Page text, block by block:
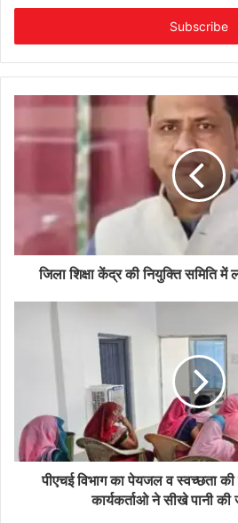
Email
जिला शिक्षा केंद्र की नियुक्ति समिति
पीएचई विभाग का पेयजल व स्वच्छता
कार्यकर्ताओ ने सीखे पानी